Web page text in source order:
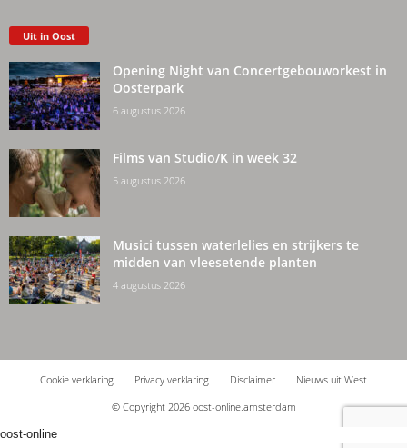
Uit in Oost
Opening Night van Concertgebouworkest in
Oosterpark
6 augustus 2026
Films van Studio/K in week 32
5 augustus 2026
Musici tussen waterlelies en strijkers te
midden van vleesetende planten
4 augustus 2026
Cookie verklaring Privacy verklaring Disclaimer
Nieuws uit West
© Copyright 2026 oost-online.amsterdam
oost-online